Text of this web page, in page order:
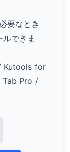
要なとき
できま
Kutools for
Pro /